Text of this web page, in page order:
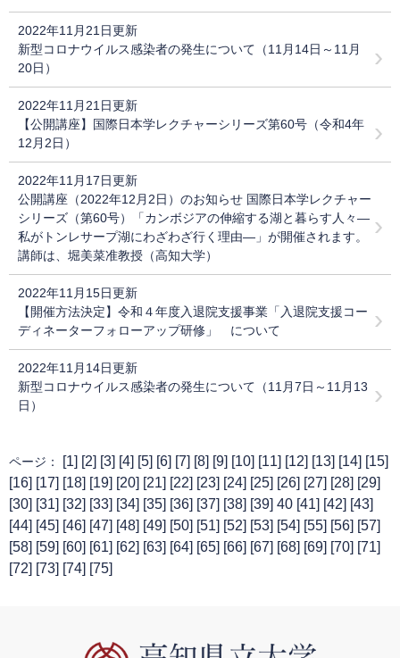
2022年11月21日更新
新型コロナウイルス感染者の発生について（11月14日～11月
20日）
2022年11月21日更新
【公開講座】国際日本学レクチャーシリーズ第60号（令和4年
12月2日）
2022年11月17日更新
公開講座（2022年12月2日）のお知らせ 国際日本学レクチャー
シリーズ（第60号）「カンボジアの伸縮する湖と暮らす人々―
私がトンレサープ湖にわざわざ行く理由―」が開催されます。
講師は、堀美菜准教授（高知大学）
2022年11月15日更新
【開催方法決定】令和４年度入退院支援事業「入退院支援コー
ディネーターフォローアップ研修」 について
2022年11月14日更新
新型コロナウイルス感染者の発生について（11月7日～11月13
日）
ページ： [1] [2] [3] [4] [5] [6] [7] [8] [9] [10] [11] [12] [13] [14] [15]
[16] [17] [18] [19] [20] [21] [22] [23] [24] [25] [26] [27] [28] [29]
[30] [31] [32] [33] [34] [35] [36] [37] [38] [39] 40 [41] [42] [43]
[44] [45] [46] [47] [48] [49] [50] [51] [52] [53] [54] [55] [56] [57]
[58] [59] [60] [61] [62] [63] [64] [65] [66] [67] [68] [69] [70] [71]
[72] [73] [74] [75]